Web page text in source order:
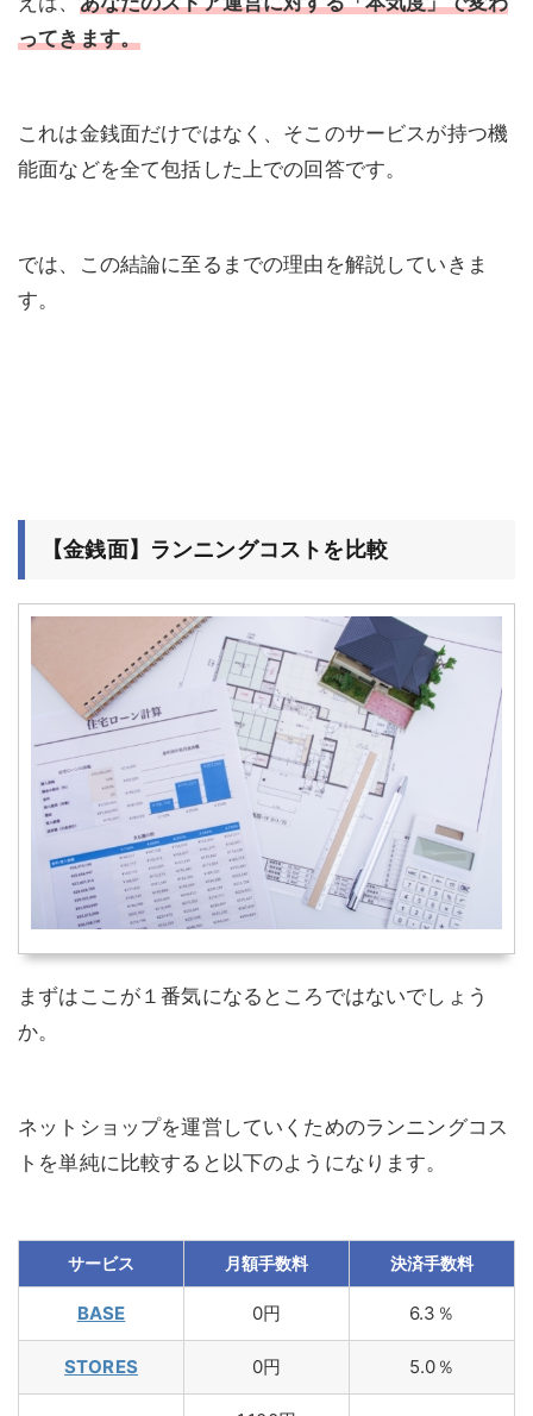
ってきます。
これは金銭面だけではなく、そこのサービスが持つ機
能面などを全て包括した上での回答です。
では、この結論に至るまでの理由を解説していきま
す。
【金銭面】ランニングコストを比較
まずはここが１番気になるところではないでしょう
か。
ネットショップを運営していくためのランニングコス
トを単純に比較すると以下のようになります。
サービス 月額手数料 決済手数料
BASE 0円 6.3％
STORES 0円 5.0％